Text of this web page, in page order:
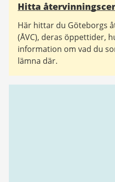
Hitta
Här hittar du Göteborgs
(ÅVC), deras öppettider,
information om vad du
lämna där.